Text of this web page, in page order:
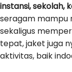
instansi, sekolah,
seragam mampu
sekaligus
tepat, jaket juga
aktivitas, baik